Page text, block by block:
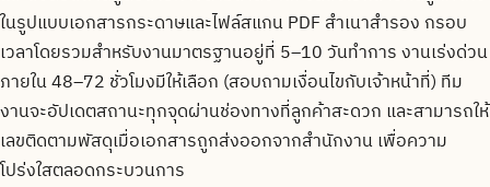
ในรูปแบบเอกสารกระดาษและไฟล์สแกน PDF สำเนาสำรอง กรอบ
เวลาโดยรวมสำหรับงานมาตรฐานอยู่ที่ 5–10 วันทำการ งานเร่งด่วน
ภายใน 48–72 ชั่วโมงมีให้เลือก (สอบถามเงื่อนไขกับเจ้าหน้าที่) ทีม
งานจะอัปเดตสถานะทุกจุดผ่านช่องทางที่ลูกค้าสะดวก และสามารถให้
เลขติดตามพัสดุเมื่อเอกสารถูกส่งออกจากสำนักงาน เพื่อความ
โปร่งใสตลอดกระบวนการ